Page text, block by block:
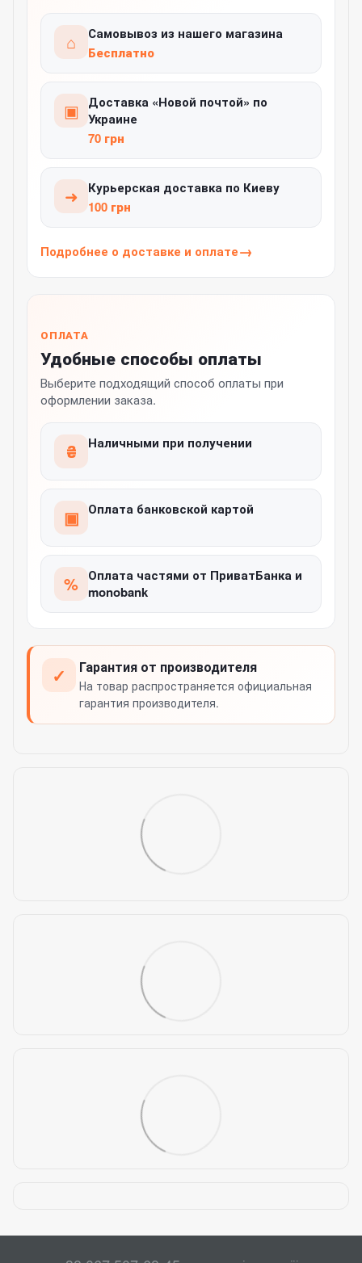
⌂
Самовывоз из нашего магазина
Бесплатно
▣
Доставка «Новой почтой» по
Украине
70 грн
➜
Курьерская доставка по Киеву
100 грн
Подробнее о доставке и оплате
ОПЛАТА
Удобные способы оплаты
Выберите подходящий способ оплаты при
оформлении заказа.
₴ Наличными при получении
▣ Оплата банковской картой
% Оплата частями от ПриватБанка и
monobank
✓ Гарантия от производителя
На товар распространяется официальная
гарантия производителя.